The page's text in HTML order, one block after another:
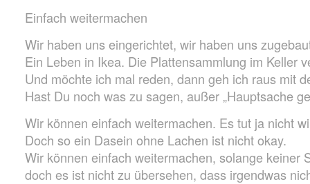
Einfach weitermachen
Wir haben uns eingerichtet, wir haben uns
Ein Leben in Ikea. Die Plattensammlung im Keller
Und möchte ich mal reden, dann geh ich raus mit
Hast Du noch was zu sagen, außer „Hauptsache
Wir können einfach weitermachen. Es tut ja nicht
Doch so ein Dasein ohne Lachen ist nicht okay.
Wir können einfach weitermachen, solange keiner
doch es ist nicht zu übersehen, dass irgendwas